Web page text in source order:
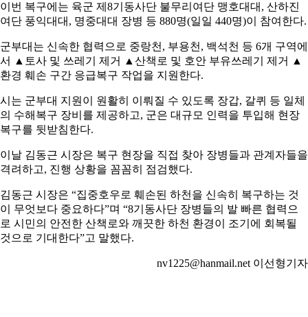
이번 복구에는 육군 제8기동사단 불무리여단 맹호대대, 산하진
여단 풍익대대, 명중대대 장병 등 880명(일일 440명)이 참여한다.
군부대는 신속한 협력으로 중랑천, 부용천, 백석천 등 6개 구역에
서 ▲토사 및 쓰레기 제거 ▲산책로 및 호안 부유쓰레기 제거 ▲
환경 훼손 구간 응급복구 작업을 지원한다.
시는 군부대 지원이 원활히 이뤄질 수 있도록 장갑, 갈퀴 등 일체
의 수해복구 장비를 제공하고, 군은 대규모 인력을 투입해 현장
복구를 뒷받침한다.
이날 김동근 시장은 복구 현장을 직접 찾아 장병들과 관계자들을
격려하고, 진행 상황을 꼼꼼히 점검했다.
김동근 시장은 “집중호우로 훼손된 하천을 신속히 복구하는 것
이 무엇보다 중요하다”며 “8기동사단 장병들의 발 빠른 협력으
로 시민의 안전한 산책로와 깨끗한 하천 환경이 조기에 회복될
것으로 기대한다”고 말했다.
nv1225@hanmail.net 이선형기자